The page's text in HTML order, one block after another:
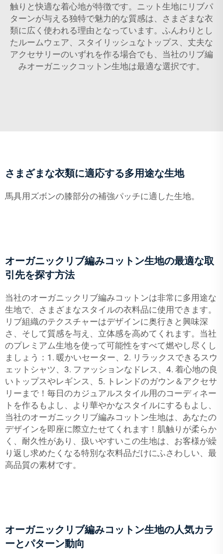
触りと快適な着心地が特徴です。ニット生地にリブパ
ターンが与える独特で魅力的な質感は、さまざまな衣
類に広く使われる理由となっています。ふんわりとし
たルームウェア、スタイリッシュなトップス、丈夫な
アクセサリーのいずれを作る場合でも、当社のリブ編
みオーガニックコットン生地は最適な選択です。
さまざまな衣類に適応する多用途な生地
馬具用ズボンの膝部分の補強パッチに適した生地。
オーガニックリブ編みコットン生地の最適な取
引先を探す方法
当社のオーガニックリブ編みコットンは非常に多用途な
生地で、さまざまなスタイルの衣料品に使用できます。
リブ組織のテクスチャーはデザインに奥行きと興味深
さ、そして質感を与え、立体感を高めてくれます。当社
のプレミアム生地を使って可能性をすべて燃やし尽くし
ましょう：1. 暖かいセーター、2. リラックスできるスウ
ェットシャツ、3. ファッションなドレス、4. 着心地の良
いトップスやレギンス、5. トレンドのガウン＆アクセサ
リーまで！毎日のカジュアルスタイル用のコーディネー
トを作るもよし、より華やかなスタイルにするもよし、
当社のオーガニックリブ編みコットン生地は、あなたの
デザインを即座に際立たせてくれます！肌触りが柔らか
く、耐久性があり、扱いやすいこの生地は、お客様が繰
り返し求めたくなる特別な衣料品だけにふさわしい、最
高品質の素材です。
オーガニックリブ編みコットン生地の人気カラ
ーとパターン動向